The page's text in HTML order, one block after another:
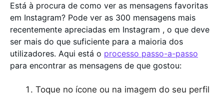
Está à procura de como ver as mensagens favoritas
em Instagram? Pode ver as 300 mensagens mais
recentemente apreciadas em Instagram , o que deve
ser mais do que suficiente para a maioria dos
utilizadores. Aqui está o processo passo-a-passo
para encontrar as mensagens de que gostou:
Toque no ícone ou na imagem do seu perfil